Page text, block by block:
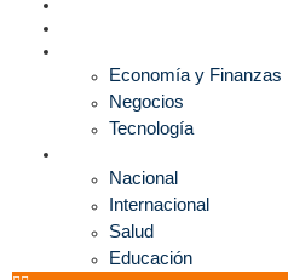
Economía y Finanzas
Negocios
Tecnología
Nacional
Internacional
Salud
Educación